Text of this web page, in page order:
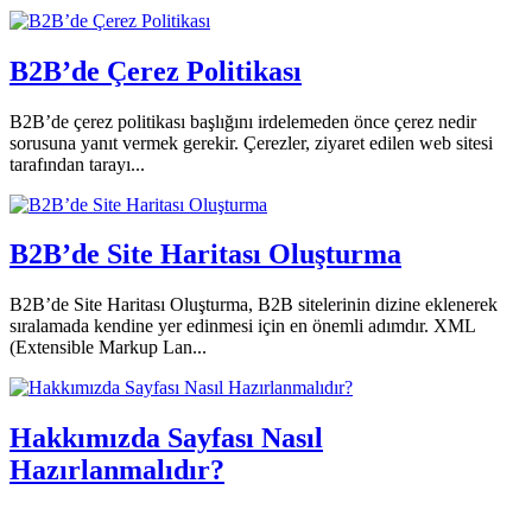
B2B’de Çerez Politikası
B2B’de çerez politikası başlığını irdelemeden önce çerez nedir
sorusuna yanıt vermek gerekir. Çerezler, ziyaret edilen web sitesi
tarafından tarayı...
B2B’de Site Haritası Oluşturma
B2B’de Site Haritası Oluşturma, B2B sitelerinin dizine eklenerek
sıralamada kendine yer edinmesi için en önemli adımdır. XML
(Extensible Markup Lan...
Hakkımızda Sayfası Nasıl
Hazırlanmalıdır?